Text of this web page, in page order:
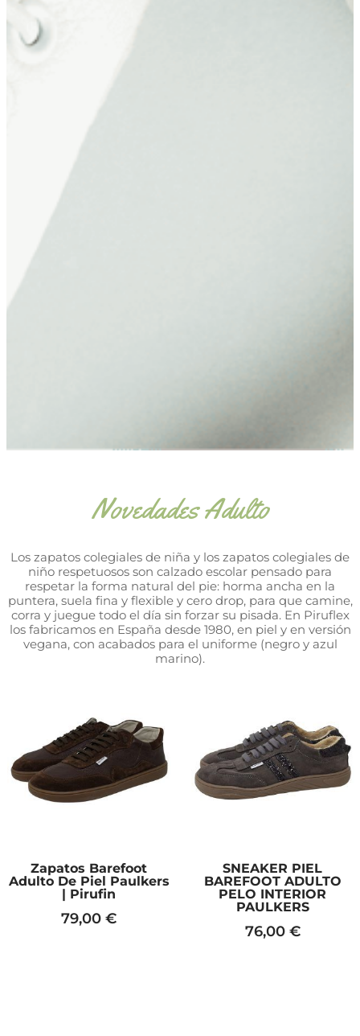
Novedades Adulto
Los zapatos colegiales de niña y los zapatos colegiales de
niño respetuosos son calzado escolar pensado para
respetar la forma natural del pie: horma ancha en la
puntera, suela fina y flexible y cero drop, para que camine,
corra y juegue todo el día sin forzar su pisada. En Piruflex
los fabricamos en España desde 1980, en piel y en versión
vegana, con acabados para el uniforme (negro y azul
marino).
Zapatos Barefoot
Adulto De Piel Paulkers
| Pirufin
79,00€
múltiples
variantes.
Las
opciones
se
pueden
de
producto
SNEAKER PIEL
BAREFOOT ADULTO
PELO INTERIOR
PAULKERS
76,00 €
múltiples
variantes.
Las
opciones
se
de
producto